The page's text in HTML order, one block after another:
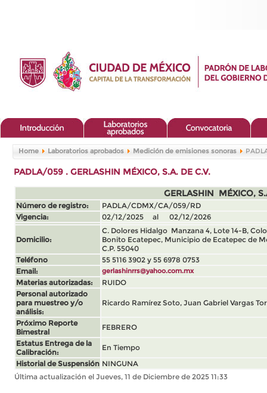
Home Laboratorios aprobados Medición de emisiones sonoras
PADLA/059 . GERLASHIN MÉXICO, S.A. DE C.V.
GERLASHIN MÉXICO,
Número de registro:
PADLA/CDMX/CA/059/RD
Vigencia:
02/12/2025 al 02/12/2026
Domicilio:
C. Dolores Hidalgo Manzana 4, Lote 14-B,
Bonito Ecatepec, Municipio de Ecatepec de
C.P. 55040
Teléfono
55 5116 3902 y 55 6978 0753
Email:
gerlashinrrs@yahoo.com.mx
Materias autorizadas:
RUIDO
Personal autorizado
para muestreo y/o
análisis:
Ricardo Ramírez Soto, Juan Gabriel Vargas
Próximo Reporte
Bimestral
FEBRERO
Estatus Entrega de la
Calibración:
En Tiempo
Historial de Suspensión NINGUNA
Última actualización el Jueves, 11 de Diciembre de 2025 11:33